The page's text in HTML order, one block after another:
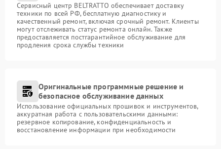
Сервисный центр BELTRATTO обеспечивает доставку
техники по всей РФ, бесплатную диагностику и
качественный ремонт, включая срочный ремонт. Клиенты
могут отслеживать статус ремонта онлайн. Также
предоставляется постгарантийное обслуживание для
продления срока службы техники
Оригинальные программные решение и
безопасное обслуживание данных
Использование официальных прошивок и инструментов,
аккуратная работа с пользовательскими данными:
резервное копирование, конфиденциальность и
восстановление информации при необходимости